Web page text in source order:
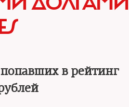
в рейтинг